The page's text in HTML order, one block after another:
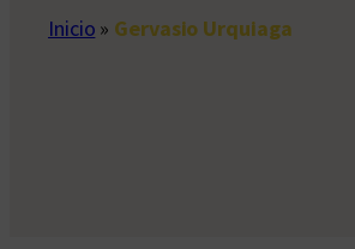
Inicio » Gervasio Urquiaga